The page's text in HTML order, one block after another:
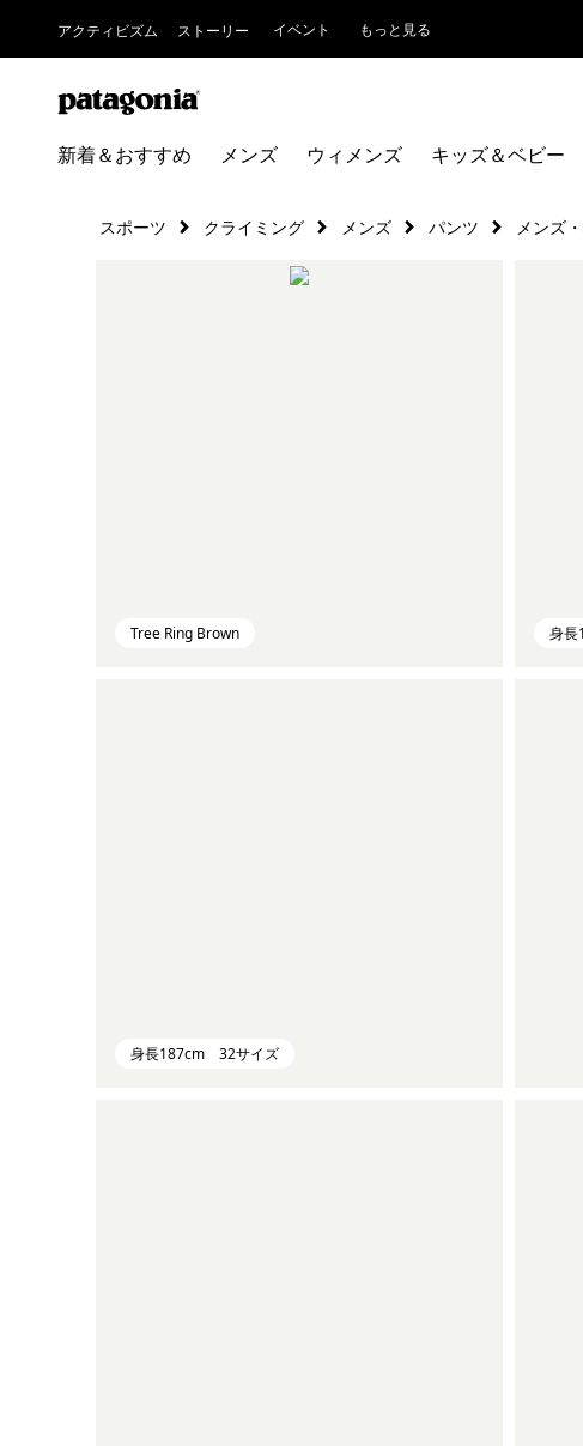
アクティビズム ストーリー イベント もっと見る
新着＆おすすめ メンズ ウィメンズ キッズ＆ベビー
スポーツ クライミング メンズ パンツ メンズ
Tree Ring Brown 身
身長187cm 32サイズ